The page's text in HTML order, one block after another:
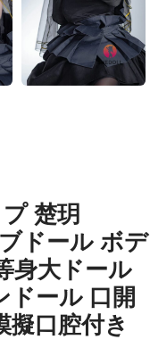
楚玥
ドール ボデ
身大ドール
ドール 口開
擬口腔付き